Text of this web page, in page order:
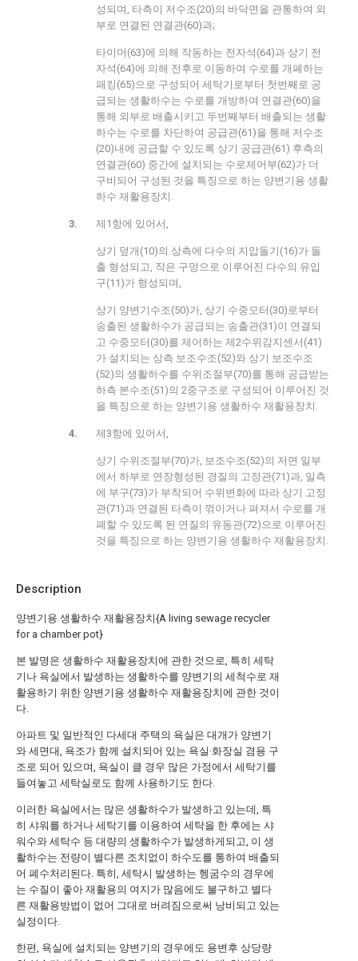
Description
양변기용 생활하수 재활용장치{A living sewage recycler
for a chamber pot}
본 발명은 생활하수 재활용장치에 관한 것으로, 특히 세탁
기나 욕실에서 발생하는 생활하수를 양변기의 세척수로 재
활용하기 위한 양변기용 생활하수 재활용장치에 관한 것이
다.
아파트 및 일반적인 다세대 주택의 욕실은 대개가 양변기
와 세면대, 욕조가 함께 설치되어 있는 욕실·화장실 겸용 구
조로 되어 있으며, 욕실이 클 경우 많은 가정에서 세탁기를
들여놓고 세탁실로도 함께 사용하기도 한다.
이러한 욕실에서는 많은 생활하수가 발생하고 있는데, 특
히 샤워를 하거나 세탁기를 이용하여 세탁을 한 후에는 샤
워수와 세탁수 등 대량의 생활하수가 발생하게되고, 이 생
활하수는 전량이 별다른 조치없이 하수도를 통하여 배출되
어 폐수처리된다. 특히, 세탁시 발생하는 헹굼수의 경우에
는 수질이 좋아 재활용의 여지가 많음에도 불구하고 별다
른 재활용방법이 없어 그대로 버려짐으로써 낭비되고 있는
실정이다.
한편, 욕실에 설치되는 양변기의 경우에도 용변후 상당량
성되며, 타측이 저수조(20)의 바닥면을 관통하여 외
부로 연결된 연결관(60)과;
타이머(63)에 의해 작동하는 전자석(64)과 상기 전
자석(64)에 의해 전후로 이동하여 수로를 개폐하는
패킹(65)으로 구성되어 세탁기로부터 첫번째로 공
급되는 생활하수는 수로를 개방하여 연결관(60)을
통해 외부로 배출시키고 두번째부터 배출되는 생활
하수는 수로를 차단하여 공급관(61)을 통해 저수조
(20)내에 공급할 수 있도록 상기 공급관(61) 후측의
연결관(60) 중간에 설치되는 수로제어부(62)가 더
구비되어 구성된 것을 특징으로 하는 양변기용 생활
하수 재활용장치.
제1항에 있어서,
상기 덮개(10)의 상측에 다수의 지압돌기(16)가 돌
출 형성되고, 작은 구멍으로 이루어진 다수의 유입
구(11)가 형성되며,
상기 양변기수조(50)가, 상기 수중모터(30)로부터
송출된 생활하수가 공급되는 송출관(31)이 연결되
고 수중모터(30)를 제어하는 제2수위감지센서(41)
가 설치되는 상측 보조수조(52)와 상기 보조수조
(52)의 생활하수를 수위조절부(70)를 통해 공급받는
하측 본수조(51)의 2중구조로 구성되어 이루어진 것
을 특징으로 하는 양변기용 생활하수 재활용장치.
제3항에 있어서,
상기 수위조절부(70)가, 보조수조(52)의 저면 일부
에서 하부로 연장형성된 경질의 고정관(71)과, 일측
에 부구(73)가 부착되어 수위변화에 따라 상기 고정
관(71)과 연결된 타측이 꺾이거나 펴져서 수로를 개
폐할 수 있도록 된 연질의 유동관(72)으로 이루어진
것을 특징으로 하는 양변기용 생활하수 재활용장치.